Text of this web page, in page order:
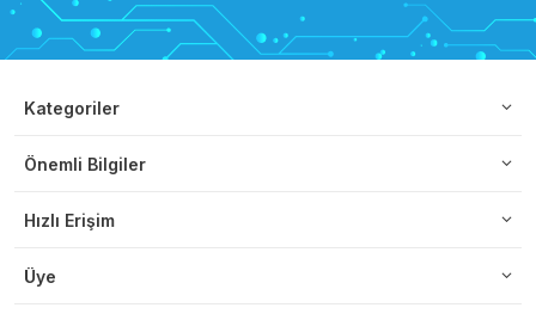
Kategoriler
Önemli Bilgiler
Hızlı Erişim
Üye